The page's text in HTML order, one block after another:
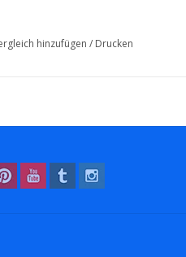
hinzufügen / Drucken